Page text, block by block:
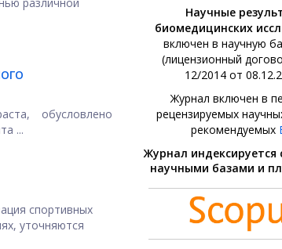
обусловлено
...
спортивных
уточняются
Научные
биомедицинских
включен в научную
(лицензионный
12/2014 от
Журнал включен в
рецензируемых
рекомендуемых
Журнал
научными базами и